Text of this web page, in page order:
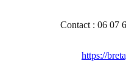
Contact : 06 07
https://